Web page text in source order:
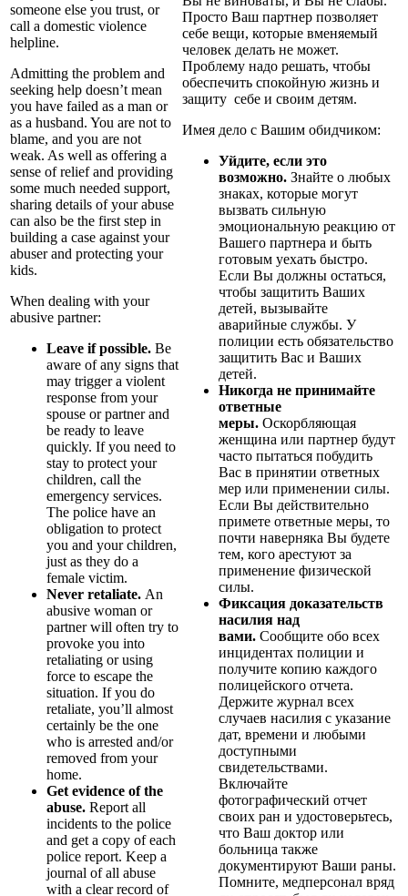
someone else you trust, or
call a domestic violence
helpline.
Admitting the problem and
seeking help doesn’t mean
you have failed as a man or
as a husband. You are not to
blame, and you are not
weak. As well as offering a
sense of relief and providing
some much needed support,
sharing details of your abuse
can also be the first step in
building a case against your
abuser and protecting your
kids.
When dealing with your
abusive partner:
Leave if possible. Be
aware of any signs that
may trigger a violent
response from your
spouse or partner and
be ready to leave
quickly. If you need to
stay to protect your
children, call the
emergency services.
The police have an
obligation to protect
you and your children,
just as they do a
female victim.
Never retaliate. An
abusive woman or
partner will often try to
provoke you into
retaliating or using
force to escape the
situation. If you do
retaliate, you’ll almost
certainly be the one
who is arrested and/or
removed from your
home.
Get evidence of the
abuse. Report all
incidents to the police
and get a copy of each
police report. Keep a
journal of all abuse
with a clear record of
Просто Ваш партнер позволяет
себе вещи, которые вменяемый
человек делать не может.
Проблему надо решать, чтобы
обеспечить спокойную жизнь и
защиту себе и своим детям.
Имея дело с Вашим обидчиком:
Уйдите, если это
возможно. Знайте о любых
знаках, которые могут
вызвать сильную
эмоциональную реакцию от
Вашего партнера и быть
готовым уехать быстро.
Если Вы должны остаться,
чтобы защитить Ваших
детей, вызывайте
аварийные службы. У
полиции есть обязательство
защитить Вас и Ваших
детей.
Никогда не принимайте
ответные
меры. Оскорбляющая
женщина или партнер будут
часто пытаться побудить
Вас в принятии ответных
мер или применении силы.
Если Вы действительно
примете ответные меры, то
почти наверняка Вы будете
тем, кого арестуют за
применение физической
силы.
Фиксация доказательств
насилия над
вами. Сообщите обо всех
инцидентах полиции и
получите копию каждого
полицейского отчета.
Держите журнал всех
случаев насилия с указание
дат, времени и любыми
доступными
свидетельствами.
Включайте
фотографический отчет
своих ран и удостоверьтесь,
что Ваш доктор или
больница также
документируют Ваши раны.
Помните, медперсонал вряд